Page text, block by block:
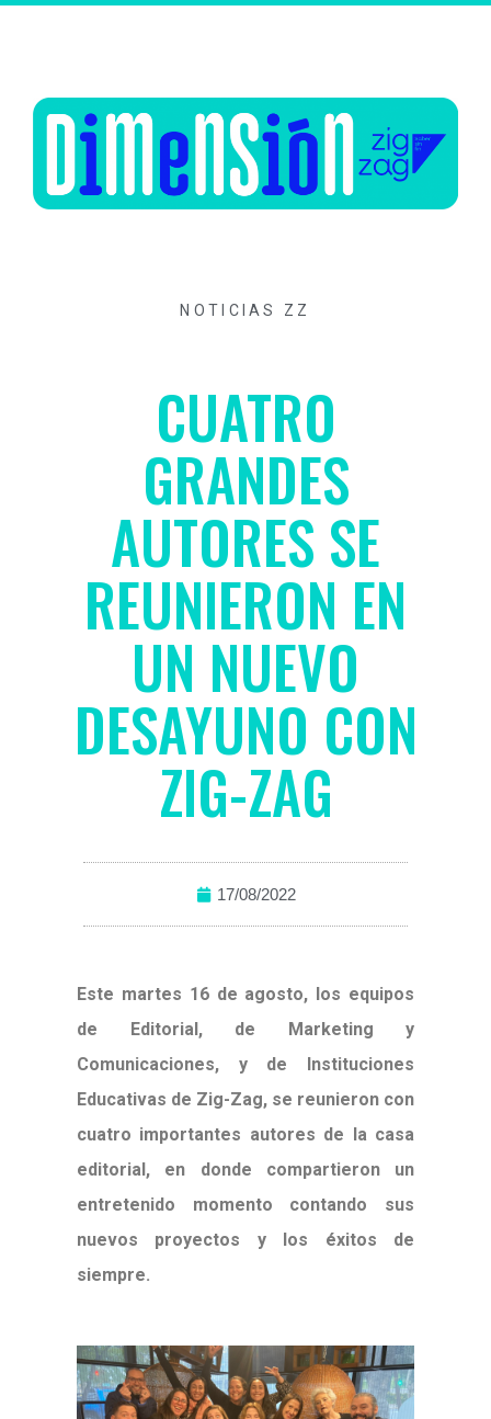
NOTICIAS ZZ
CUATRO
GRANDES
AUTORES SE
REUNIERON EN
UN NUEVO
DESAYUNO CON
ZIG-ZAG
17/08/2022
Este martes 16 de agosto, los equipos
de Editorial, de Marketing y
Comunicaciones, y de Instituciones
Educativas de Zig-Zag, se reunieron con
cuatro importantes autores de la casa
editorial, en donde compartieron un
entretenido momento contando sus
nuevos proyectos y los éxitos de
siempre.